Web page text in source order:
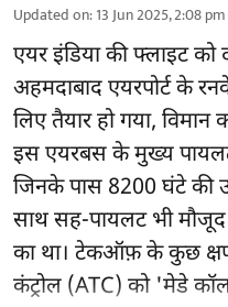
Updated on:13 Jun 2025, 2:08 pm
एयर इंडिया की फ्लाइट
अहमदाबाद एयरपोर्ट के
लिए तैयार हो गया, विमान
इस एयरबस के मुख्य
जिनके पास 8200 घंटे की
साथ सह-पायलट भी
का था। टेकऑफ़ के कुछ क्षण
कंट्रोल (ATC) को 'मेडे